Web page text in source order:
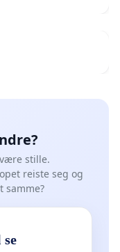
stille.
reiste seg og
samme?